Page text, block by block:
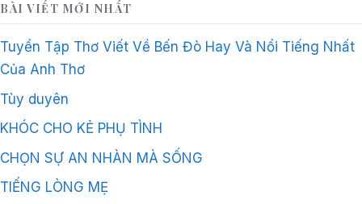
BÀI VIẾT MỚI NHẤT
Tuyển Tập Thơ Viết Về Bến Đò Hay Và Nổi Tiếng Nhất
Của Anh Thơ
Tùy duyên
KHÓC CHO KẺ PHỤ TÌNH
CHỌN SỰ AN NHÀN MÀ SỐNG
TIẾNG LÒNG MẸ